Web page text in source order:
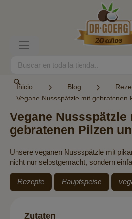
Search
Inicio Blog
Vegane Nussspätzle mit gebratenen
Vegane Nussspätzle
gebratenen Pilzen
Unsere veganen Nussspätzle mit
nicht nur selbstgemacht, sondern
Rezepte Hauptspeise
Zutaten